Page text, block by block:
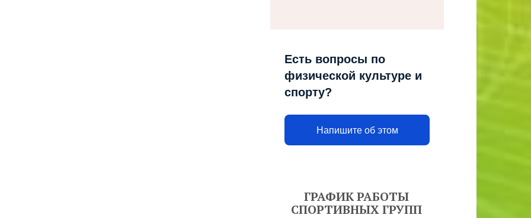
Есть вопросы по
физической культуре и
спорту?
Напишите об этом
ГРАФИК РАБОТЫ
СПОРТИВНЫХ ГРУПП